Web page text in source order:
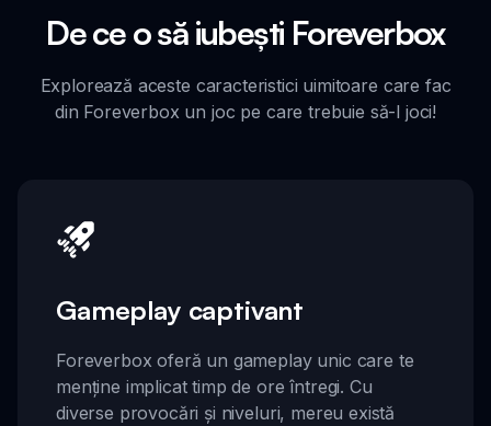
De ce o să iubești Foreverbox
Explorează aceste caracteristici uimitoare care fac
din Foreverbox un joc pe care trebuie să-l joci!
Gameplay captivant
Foreverbox oferă un gameplay unic care te
menține implicat timp de ore întregi. Cu
diverse provocări și niveluri, mereu există